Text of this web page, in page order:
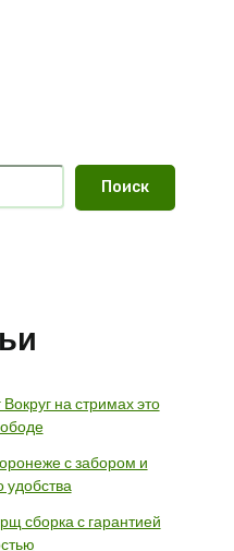
Поиск
на стримах это
с забором и
удобства
сборка с гарантией